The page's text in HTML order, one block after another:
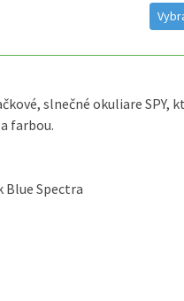
, slnečné okuliare SPY,
a farbou.
Blue Spectra